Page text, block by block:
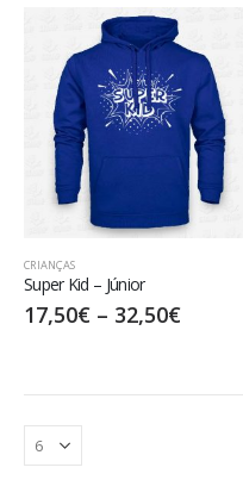
CRIANÇAS
Super Kid – Júnior
17,50€ – 32,50€